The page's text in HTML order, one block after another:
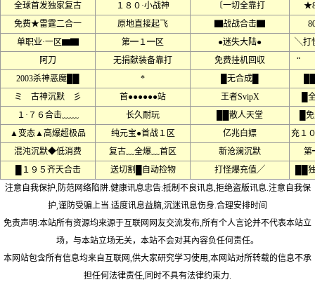
全球首发独家复古
１８０·小战神 〔一切全靠打
免费★雷霆二合一
原地直接起飞 ▇战战合击▇
单职业·一区▆▇
第━１━区 ●迷失大陆●
╲打
阿刀
无捐献装备靠打 免费挂机回収
“
2003杀神恶魔██
* █无合成█
ミ 古神沉默 彡
首●●●●●●站 王者SvipX
█
１·７６合击﹏﹏
长久耐玩 ██散人天堂
█
▲变态▲高爆超极品
纯元宝●首战１区 亿兆白嫖
充１
混沌沉默◆低消费
复古﹏全爆﹏首区 新沧澜沉默
█１９５齐天合击
送切割█自动捡物 打怪爆充值╱
██
注意自我保护,防范网络陷阱.健康讯息忠告:抵制不良讯息,拒绝盗版讯息.注意自我保
护,谨防受骗上当.适度讯息益脑,沉迷讯息伤身.合理安排时间
免责声明:本站所有资源均来源于互联网网友交流发布,所有个人言论并不代表本站立
场，与本站立场无关，本站不会对其內容负任何责任。
本网站包含所有信息均来自互联网,供大家研究学习使用,本网站对所转载的信息不承
担任何法律责任,同时不具有法律约束力.